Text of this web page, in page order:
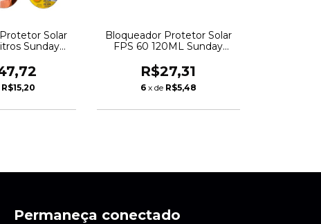
Solar
Sunday
R$15,20
Bloqueador Protetor Solar
FPS 60 120ML Sunday
R$27,31
6 x de R$5,48
Permaneça conectado